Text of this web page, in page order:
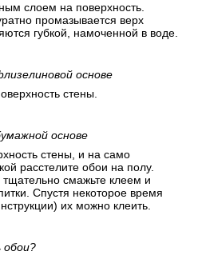
слоем на поверхность.
промазывается верх
губкой, намоченной в воде.
основе
стены.
основе
стены, и на само
расстелите обои на полу.
смажьте клеем и
Спустя некоторое время
их можно клеить.
обои?